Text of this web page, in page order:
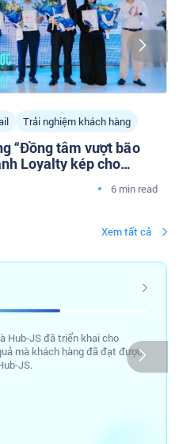
Trải nghiệm khách hàng
“Đồng tâm vượt bão
Loyalty kép cho
cùng cộng đồng6 min read
Xem tất cả
Hub-JS đã triển khai cho
mà khách hàng đã đạt được
JS.